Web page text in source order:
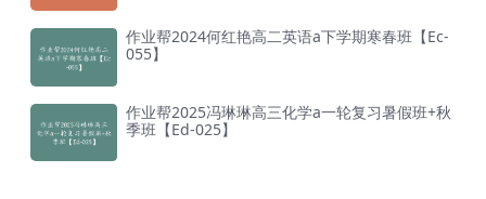
作业帮2024何红艳高二英语a下学期寒春班【Ec-
055】
作业帮2025冯琳琳高三化学a一轮复习暑假班+秋
季班【Ed-025】